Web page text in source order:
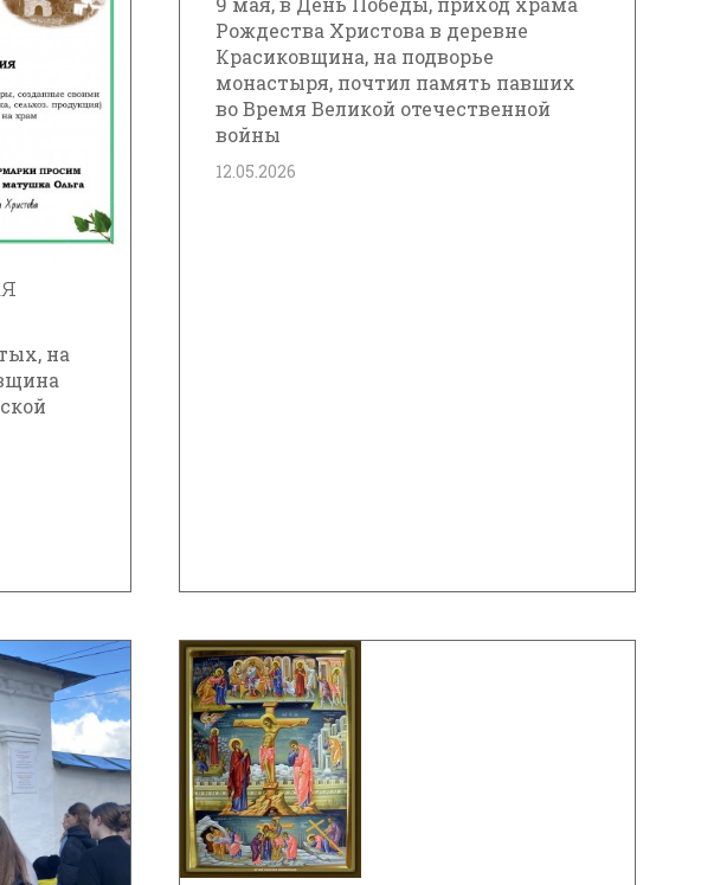
на
Рождества Христова в деревне
Красиковщина, на подворье
монастыря, почтил память павших
во Время Великой отечественной
войны
12.05.2026